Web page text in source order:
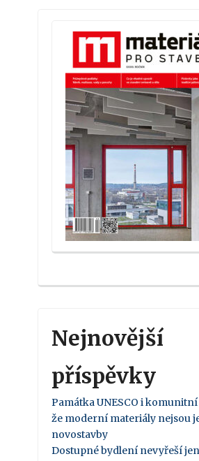
Nejnovější
příspěvky
Památka UNESCO i
že moderní materiály nejsou
novostavby
Dostupné bydlení nevyřeší